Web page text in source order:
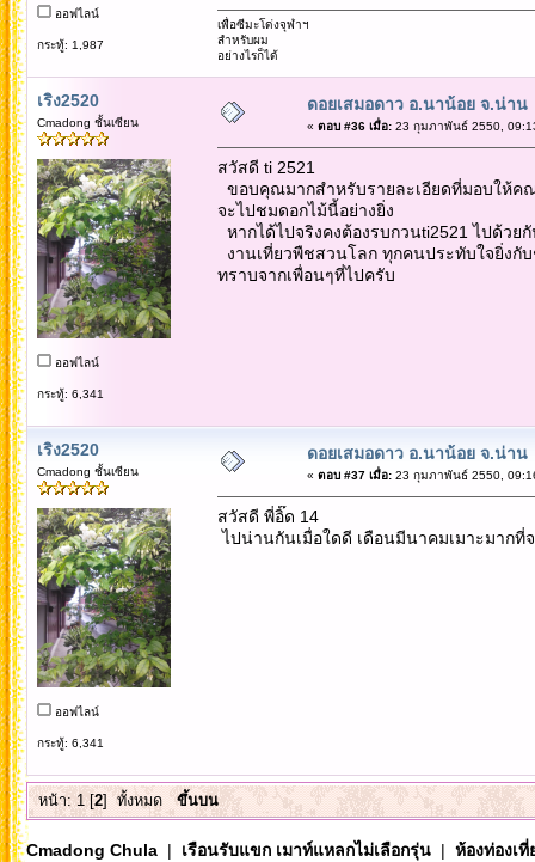
ออฟไลน์
กระทู้: 1,987
เพื่อซีมะโด่งจุฬาฯ
สำหรับผม
อย่างไรก็ได้
เริง2520
Cmadong ชั้นเซียน
ออฟไลน์
กระทู้: 6,341
ดอยเสมอดาว อ.นาน้อย จ.น่าน
« ตอบ #36 เมื่อ:23 กุมภาพันธ์ 2550,
สวัสดี ti 2521
ขอบคุณมากสำหรับรายละเอียดที่มอบให้ค
จะไปชมดอกไม้นี้อย่างยิ่ง
หากได้ไปจริงคงต้องรบกวนti2521 ไปด้ว
งานเที่ยวพืชสวนโลก ทุกคนประทับใจยิ่งกั
ทราบจากเพื่อนๆที่ไปครับ
เริง2520
Cmadong ชั้นเซียน
ออฟไลน์
กระทู้: 6,341
ดอยเสมอดาว อ.นาน้อย จ.น่าน
« ตอบ #37 เมื่อ:23 กุมภาพันธ์ 2550,
สวัสดี พี่อิ๊ด 14
ไปน่านกันเมื่อใดดี เดือนมีนาคมเมาะมากที่
หน้า:1[2]ทั้งหมด ขึ้นบน
Cmadong Chula| เรือนรับแขก เมาท์แหลกไม่เลือกรุ่น| ห้องท่องเ